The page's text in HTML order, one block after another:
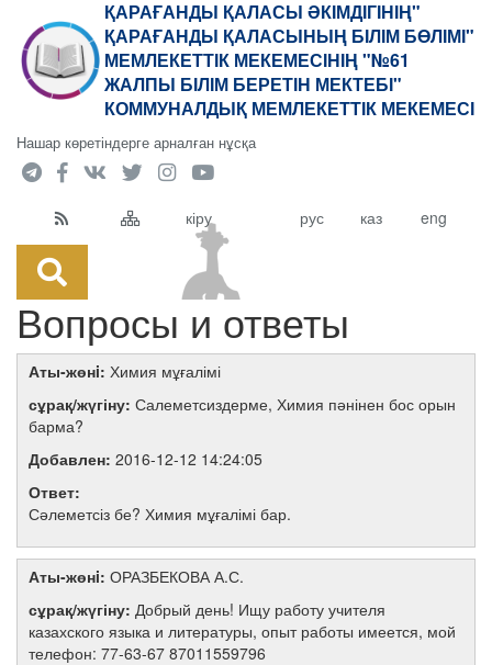
ҚАРАҒАНДЫ ҚАЛАСЫ ӘКІМДІГІНІҢ"
ҚАРАҒАНДЫ ҚАЛАСЫНЫҢ БІЛІМ БӨЛІМІ"
МЕМЛЕКЕТТІК МЕКЕМЕСІНІҢ "№61
ЖАЛПЫ БІЛІМ БЕРЕТІН МЕКТЕБІ"
КОММУНАЛДЫҚ МЕМЛЕКЕТТІК МЕКЕМЕСІ
Нашар көретіндерге арналған нұсқа
кіру рус каз eng
Вопросы и ответы
Аты-жөнi: Химия мұғалімі
сұрақ/жүгіну: Салеметсиздерме, Химия пәнінен бос орын
барма?
Добавлен: 2016-12-12 14:24:05
Ответ:
Сәлеметсіз бе? Химия мұғалімі бар.
Аты-жөнi: ОРАЗБЕКОВА А.С.
сұрақ/жүгіну: Добрый день! Ищу работу учителя
казахского языка и литературы, опыт работы имеется, мой
телефон: 77-63-67 87011559796